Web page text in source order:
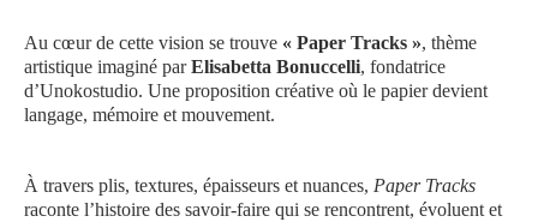
Au cœur de cette vision se trouve « Paper Tracks », thème
artistique imaginé parElisabetta Bonuccelli, fondatrice
d’Unokostudio. Une proposition créative où le papier devient
langage, mémoire et mouvement.
À travers plis, textures, épaisseurs et nuances, Paper Tracks
raconte l’histoire des savoir-faire qui se rencontrent, évoluent et